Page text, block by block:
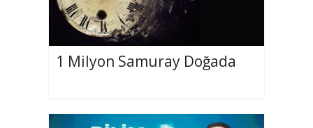
1 Milyon Samuray Doğada